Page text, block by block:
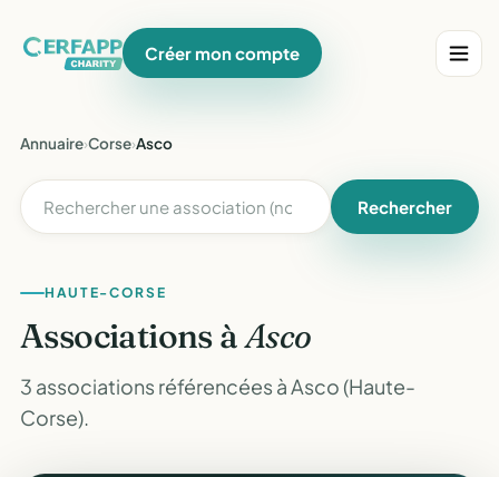
Créer mon compte
Annuaire›Corse›Asco
Rechercher
HAUTE-CORSE
Associations àAsco
3 associations référencées à Asco (Haute-
Corse).